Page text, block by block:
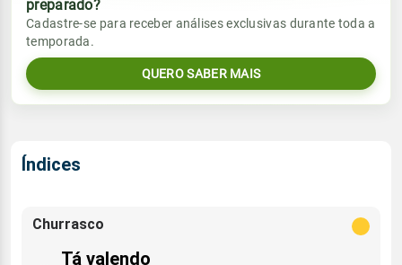
Umidade do ar
69% 95%
Rajada de vento
Sol
07:03h às 18:14h
Lua
Chuva
0.0mm
Umidade do ar
Vento
ENE - 15km/h
Rajada de vento
Sol
preparado?
Cadastre-se para receber análises exclusivas durante toda a
temporada.
QUERO SABER MAIS
Índices
Churrasco
Tá valendo